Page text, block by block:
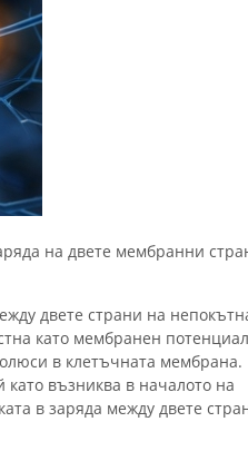
на двете мембранни
двете страни на
като мембранен
в клетъчната мембрана.
като възниква в началото на
в заряда между двете